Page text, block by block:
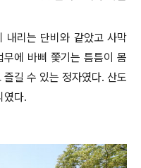
내리는 단비와 같았고 사막
무에 바삐 쫓기는 틈틈이 몸
길 수 있는 정자였다. 산도
였다.